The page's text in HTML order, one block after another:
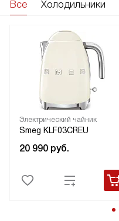
Все Холодильники
Электрический чайник
Smeg KLF03CREU
20 990 руб.